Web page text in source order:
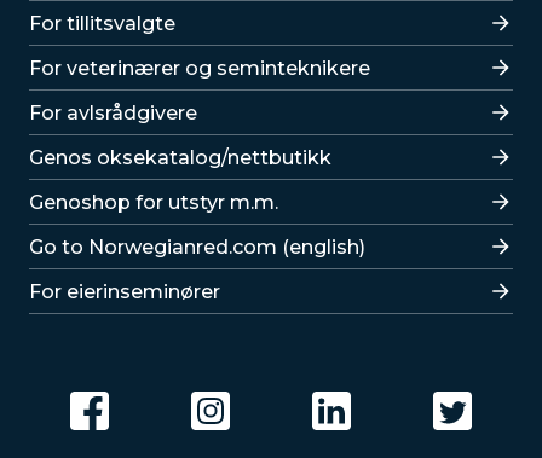
For tillitsvalgte
For veterinærer og seminteknikere
For avlsrådgivere
Lenker
Genos oksekatalog/nettbutikk
Genoshop for utstyr m.m.
Go to Norwegianred.com (english)
For eierinseminører